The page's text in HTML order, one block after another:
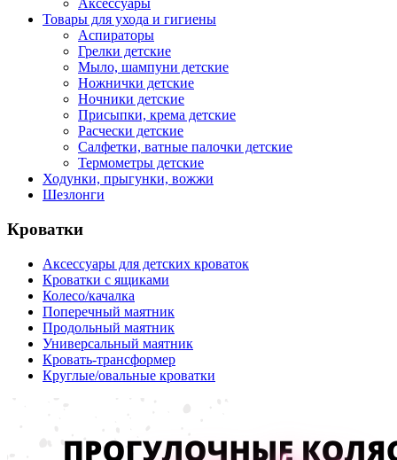
Аксессуары
Товары для ухода и гигиены
Аспираторы
Грелки детские
Мыло, шампуни детские
Ножнички детские
Ночники детские
Присыпки, крема детские
Расчески детские
Салфетки, ватные палочки детские
Термометры детские
Ходунки, прыгунки, вожжи
Шезлонги
Кроватки
Аксессуары для детских кроваток
Кроватки с ящиками
Колесо/качалка
Поперечный маятник
Продольный маятник
Универсальный маятник
Кровать-трансформер
Круглые/овальные кроватки